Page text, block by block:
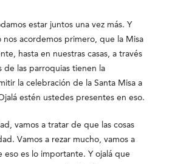
estar juntos una vez más. Y
acordemos primero, que la Misa
hasta en nuestras casas, a través
de las parroquias tienen la
la celebración de la Santa Misa a
estén ustedes presentes en eso.
vamos a tratar de que las cosas
Vamos a rezar mucho, vamos a
eso es lo importante. Y ojalá que